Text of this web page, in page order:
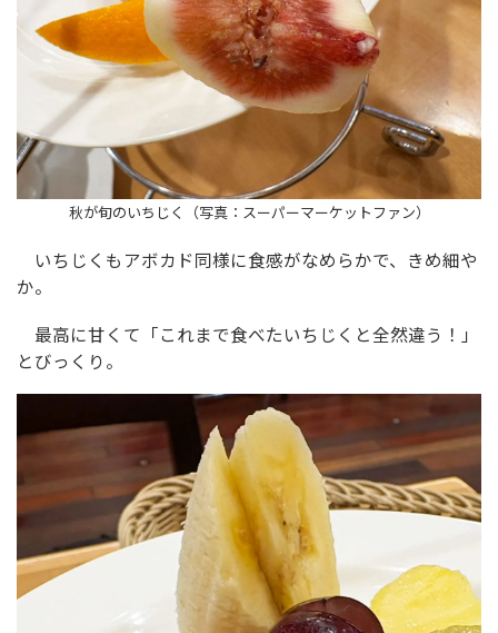
秋が旬のいちじく（写真：スーパーマーケットファン）
いちじくもアボカド同様に食感がなめらかで、きめ細や
か。
最高に甘くて「これまで食べたいちじくと全然違う！」
とびっくり。